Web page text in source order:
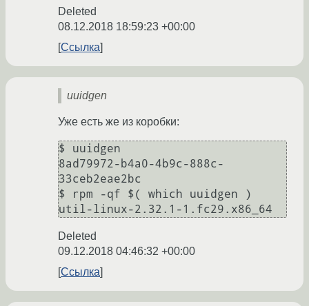
Deleted
08.12.2018 18:59:23 +00:00
Ссылка
uuidgen
Уже есть же из коробки:
$ uuidgen
8ad79972-b4a0-4b9c-888c-
33ceb2eae2bc
$ rpm -qf $( which uuidgen )
Deleted
09.12.2018 04:46:32 +00:00
Ссылка